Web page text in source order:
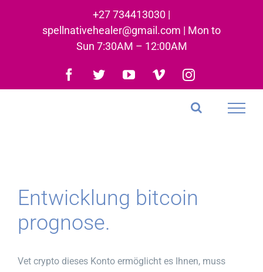
+27 734413030 |
spellnativehealer@gmail.com | Mon to
Sun 7:30AM – 12:00AM
Facebook
TwitterYouTubeVimeoInstagram
Entwicklung bitcoin
prognose.
Vet crypto dieses Konto ermöglicht es Ihnen, muss